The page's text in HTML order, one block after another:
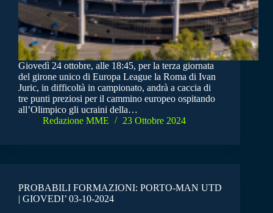
Giovedì 24 ottobre, alle 18:45, per la terza giornata
del girone unico di Europa League la Roma di Ivan
Juric, in difficoltà in campionato, andrà a caccia di
tre punti preziosi per il cammino europeo ospitando
all’Olimpico gli ucraini della…
Redazione MME
23 Ottobre 2024
PROBABILI FORMAZIONI: PORTO-MAN UTD
| GIOVEDI’ 03-10-2024